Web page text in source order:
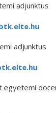
adjunktus
adjunktus
egyetemi